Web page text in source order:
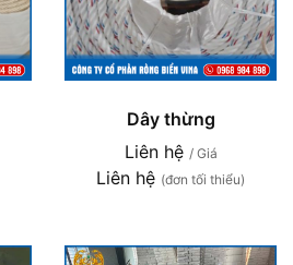
Dây thừng
Liên hệ / Giá
Liên hệ (đơn tối thiểu)